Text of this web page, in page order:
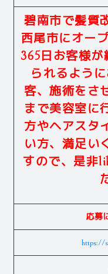
碧南市で髪質
西尾市にオー
365日お客様
られるよう
客、施術をさ
まで美容室に
方やヘアスタ
い方、満足い
すので、是非
応募
https://